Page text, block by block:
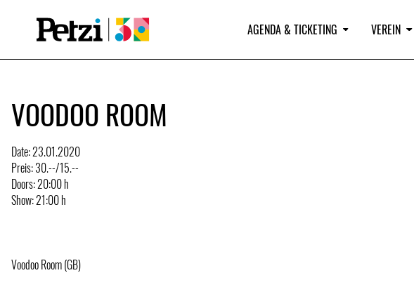
AGENDA & TICKETING VEREIN
VOODOO ROOM
Date: 23.01.2020
Preis: 30.--/15.--
Doors: 20:00 h
Show: 21:00 h
Voodoo Room (GB)